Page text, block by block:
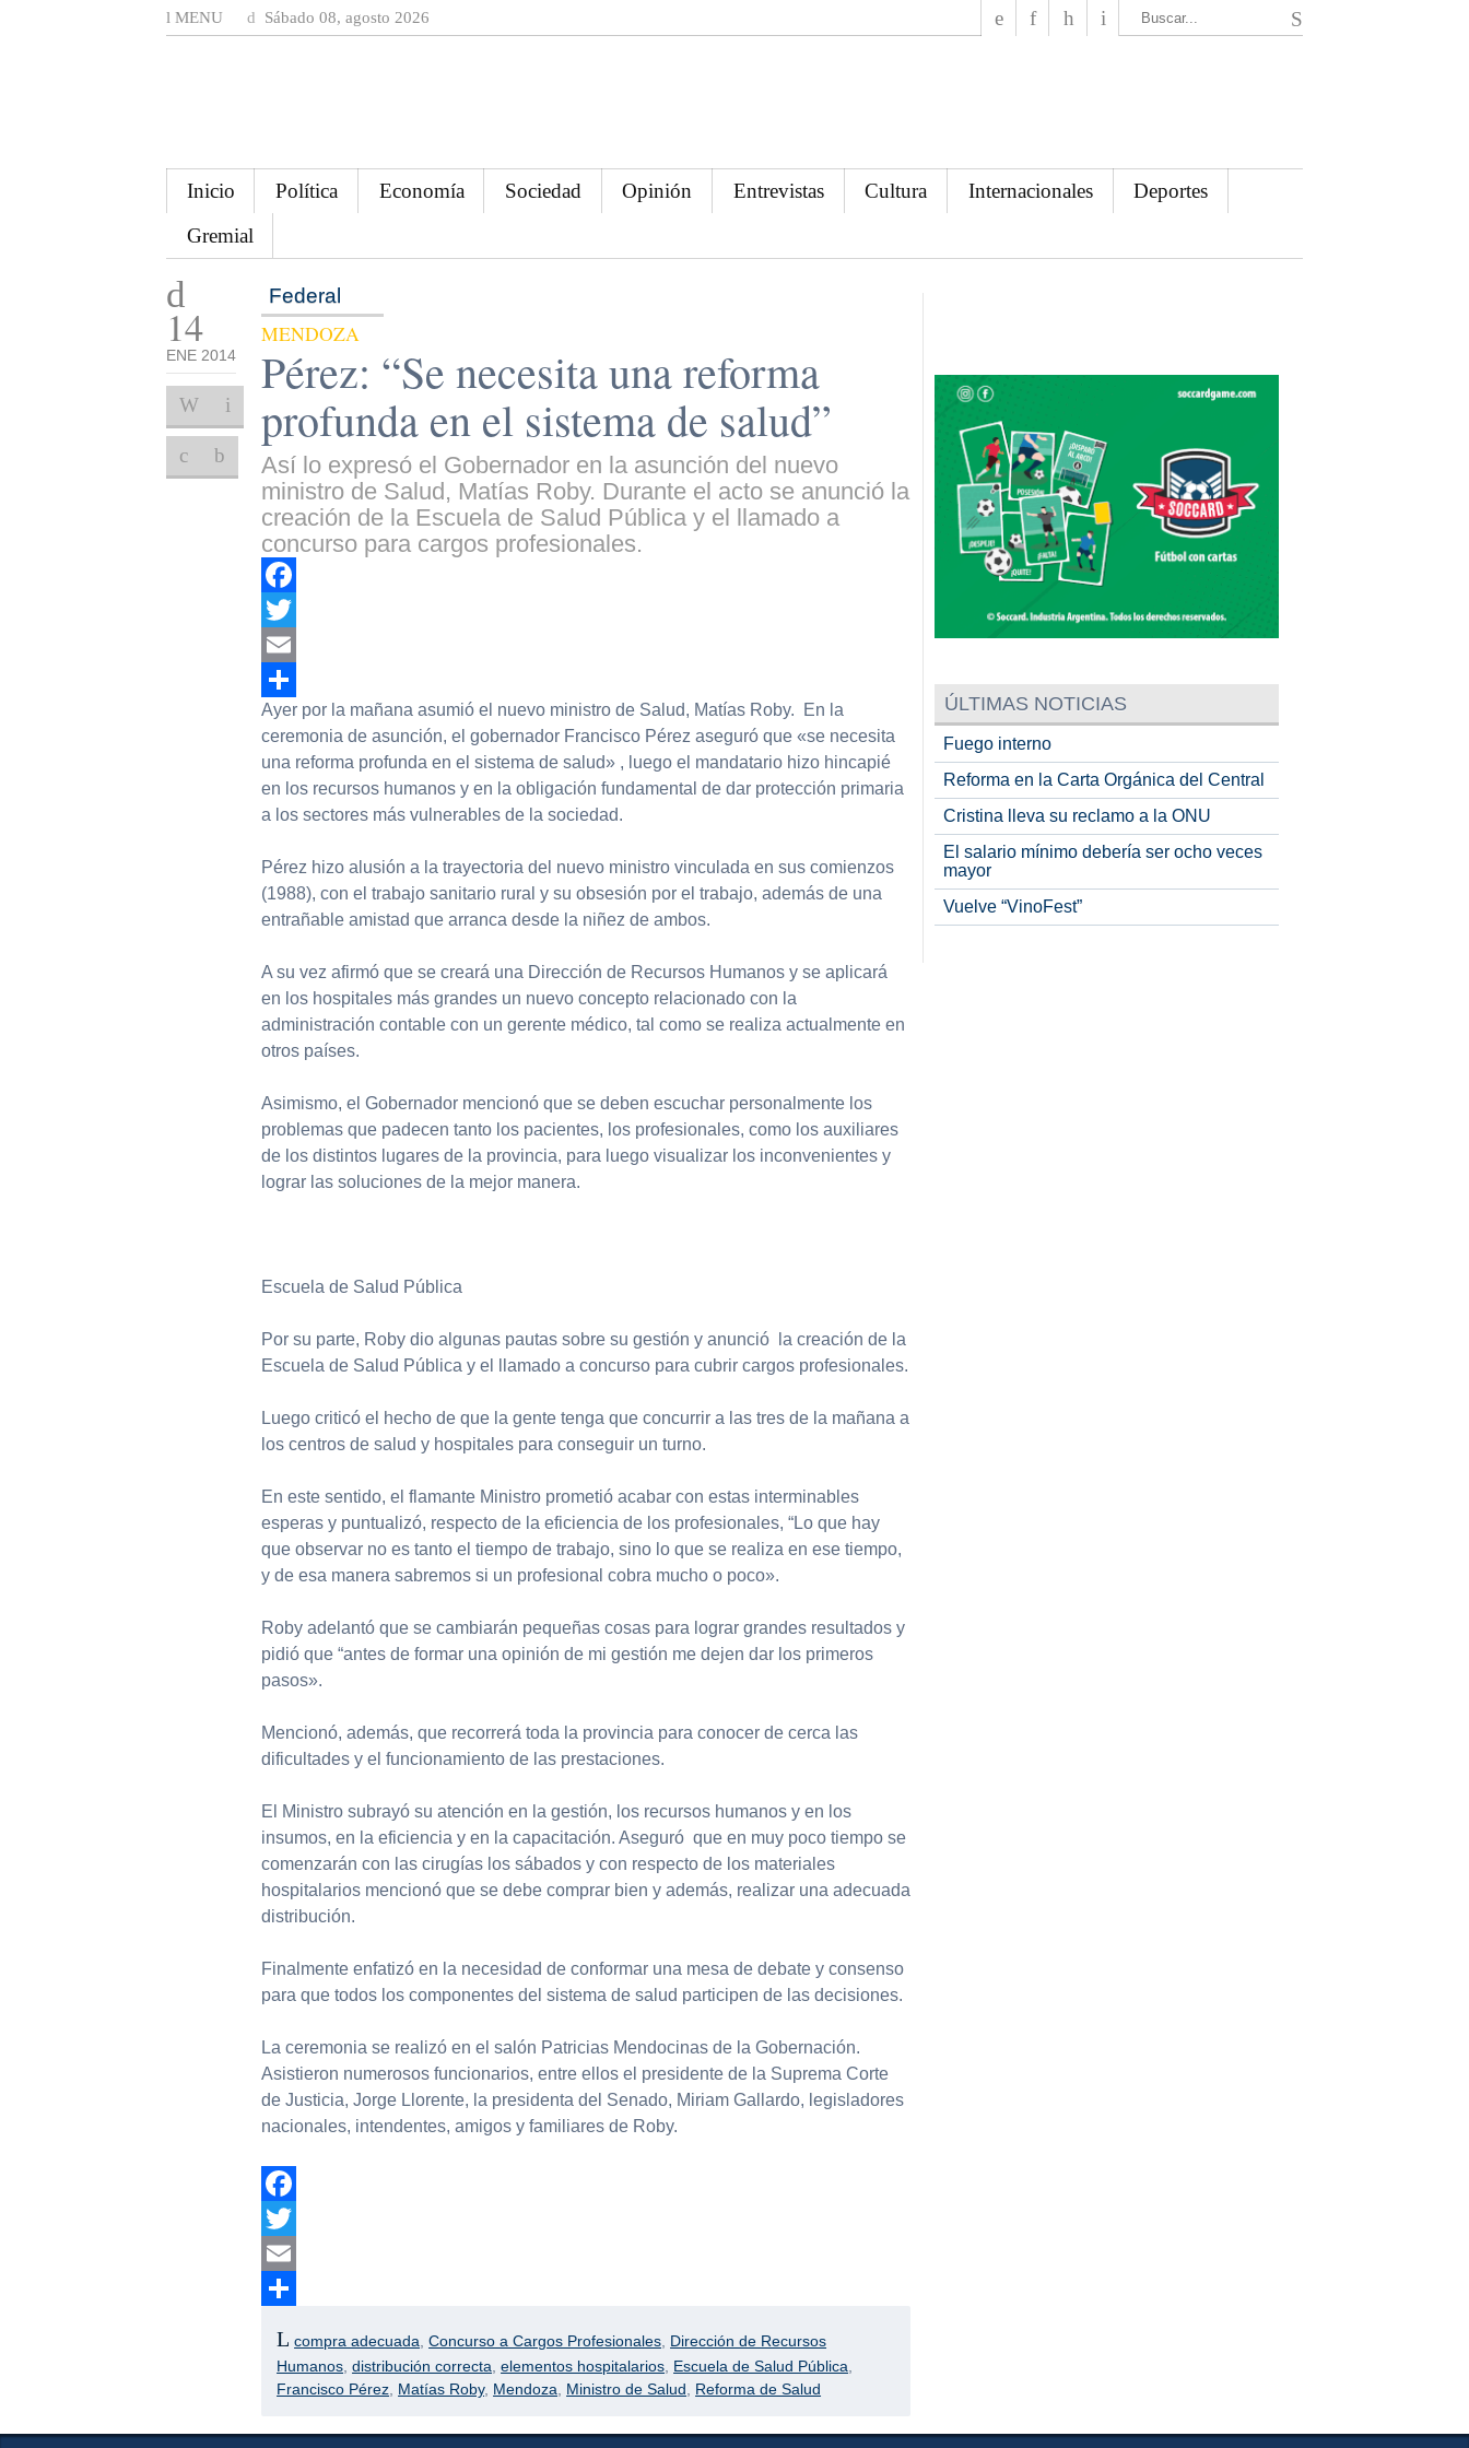
MENU Sábado 08, agosto 2026
Inicio Política Economía Sociedad Opinión Entrevistas Cultura Internacionales
Deportes
Gremial
14
ENE 2014
Federal
MENDOZA
Pérez: “Se necesita una reforma
profunda en el sistema de salud”
Así lo expresó el Gobernador en la asunción del nuevo
ministro de Salud, Matías Roby. Durante el acto se anunció la
creación de la Escuela de Salud Pública y el llamado a
concurso para cargos profesionales.
Facebook
Twitter
Email
Compartir
Ayer por la mañana asumió el nuevo ministro de Salud, Matías Roby. En la
ceremonia de asunción, el gobernador Francisco Pérez aseguró que «se necesita
una reforma profunda en el sistema de salud» , luego el mandatario hizo hincapié
en los recursos humanos y en la obligación fundamental de dar protección primaria
a los sectores más vulnerables de la sociedad.
Pérez hizo alusión a la trayectoria del nuevo ministro vinculada en sus comienzos
(1988), con el trabajo sanitario rural y su obsesión por el trabajo, además de una
entrañable amistad que arranca desde la niñez de ambos.
A su vez afirmó que se creará una Dirección de Recursos Humanos y se aplicará
en los hospitales más grandes un nuevo concepto relacionado con la
administración contable con un gerente médico, tal como se realiza actualmente en
otros países.
Asimismo, el Gobernador mencionó que se deben escuchar personalmente los
problemas que padecen tanto los pacientes, los profesionales, como los auxiliares
de los distintos lugares de la provincia, para luego visualizar los inconvenientes y
lograr las soluciones de la mejor manera.
Escuela de Salud Pública
Por su parte, Roby dio algunas pautas sobre su gestión y anunció la creación de la
Escuela de Salud Pública y el llamado a concurso para cubrir cargos profesionales.
Luego criticó el hecho de que la gente tenga que concurrir a las tres de la mañana a
los centros de salud y hospitales para conseguir un turno.
En este sentido, el flamante Ministro prometió acabar con estas interminables
esperas y puntualizó, respecto de la eficiencia de los profesionales, “Lo que hay
que observar no es tanto el tiempo de trabajo, sino lo que se realiza en ese tiempo,
y de esa manera sabremos si un profesional cobra mucho o poco».
Roby adelantó que se cambiarán pequeñas cosas para lograr grandes resultados y
pidió que “antes de formar una opinión de mi gestión me dejen dar los primeros
pasos».
Mencionó, además, que recorrerá toda la provincia para conocer de cerca las
dificultades y el funcionamiento de las prestaciones.
El Ministro subrayó su atención en la gestión, los recursos humanos y en los
insumos, en la eficiencia y en la capacitación. Aseguró que en muy poco tiempo se
comenzarán con las cirugías los sábados y con respecto de los materiales
hospitalarios mencionó que se debe comprar bien y además, realizar una adecuada
distribución.
Finalmente enfatizó en la necesidad de conformar una mesa de debate y consenso
para que todos los componentes del sistema de salud participen de las decisiones.
La ceremonia se realizó en el salón Patricias Mendocinas de la Gobernación.
Asistieron numerosos funcionarios, entre ellos el presidente de la Suprema Corte
de Justicia, Jorge Llorente, la presidenta del Senado, Miriam Gallardo, legisladores
nacionales, intendentes, amigos y familiares de Roby.
Facebook
Twitter
Email
compra adecuada ,Concurso a Cargos Profesionales Dirección de Recursos
Humanos ,distribución correcta ,elementos hospitalarios Escuela de Salud Pública
Francisco Pérez Matías Roby, Mendoza Ministro de Salud Reforma de Salud
ÚLTIMAS NOTICIAS
Fuego interno
Reforma en la Carta Orgánica del Central
Cristina lleva su reclamo a la ONU
El salario mínimo debería ser ocho veces
mayor
Vuelve “VinoFest”